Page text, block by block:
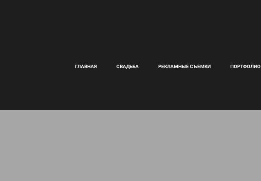
ГЛАВНАЯ СВАДЬБА РЕКЛАМНЫЕ СЪЕМКИ ПОРТФОЛИО